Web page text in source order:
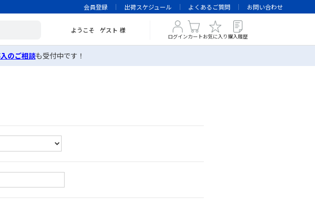
会員登録 出荷スケジュール よくあるご質問 お問い合わせ
ようこそ ゲスト 様
ログインカートお気に入り 購入履歴
のご相談も受付中です！